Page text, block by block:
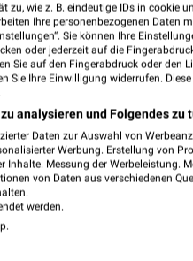
❯
So. den
Spare bis
📅
wie z. B. eindeutige IDs in cookie
Ihre personenbezogenen Daten
Sie können Ihre
oder jederzeit auf die
Sie auf den Fingerabdruck oder den
Sie Ihre Einwilligung widerrufen.
analysieren und Folgendes zu
Daten zur Auswahl von
Werbung. Erstellung von
Messung der Werbeleistung.
von Daten aus verschiedenen
werden.